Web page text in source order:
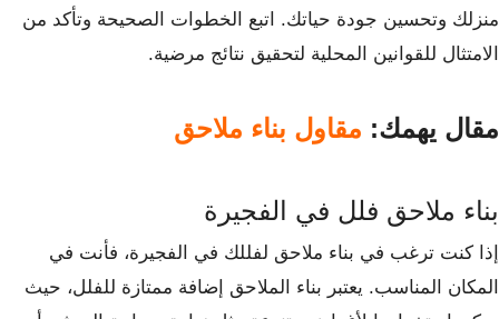
منزلك وتحسين جودة حياتك. اتبع الخطوات الصحيحة وتأكد من
الامتثال للقوانين المحلية لتحقيق نتائج مرضية.
مقال يهمك: مقاول بناء ملاحق
بناء ملاحق فلل في الفجيرة
إذا كنت ترغب في بناء ملاحق لفللك في الفجيرة، فأنت في
المكان المناسب. يعتبر بناء الملاحق إضافة ممتازة للفلل، حيث